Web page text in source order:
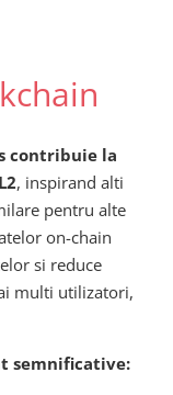
contribuie la
, inspirand alti
pentru alte
on-chain
si reduce
multi utilizatori,
semnificative: